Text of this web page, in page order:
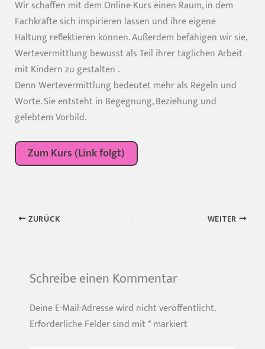
Wir schaffen mit dem Online-Kurs einen Raum, in dem
Fachkräfte sich inspirieren lassen und ihre eigene
Haltung reflektieren können. Außerdem befähigen wir sie,
Wertevermittlung bewusst als Teil ihrer täglichen Arbeit
mit Kindern zu gestalten .
Denn Wertevermittlung bedeutet mehr als Regeln und
Worte. Sie entsteht in Begegnung, Beziehung und
gelebtem Vorbild.
Zum Kurs (Link folgt)
ZURÜCK WEITER
Schreibe einen Kommentar
Deine E-Mail-Adresse wird nicht veröffentlicht.
Erforderliche Felder sind mit*markiert